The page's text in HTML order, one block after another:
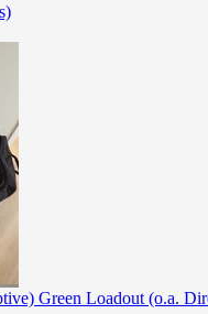
Green Loadout (o.a.